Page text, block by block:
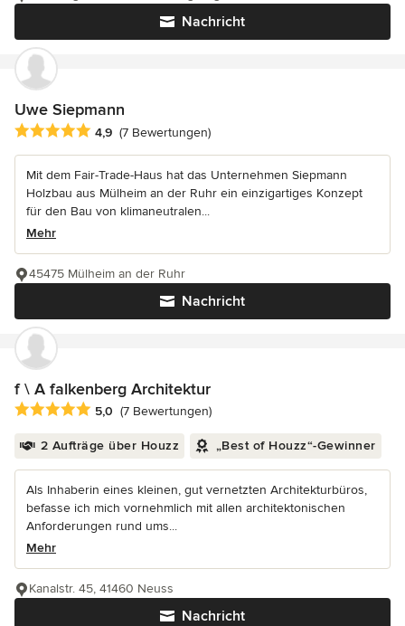
Nachricht
Uwe Siepmann
Durchschnittliche Bewertung: 4.9 von 5 Sternen
4,9 (7 Bewertungen)
Mit dem Fair-Trade-Haus hat das Unternehmen Siepmann
Holzbau aus Mülheim an der Ruhr ein einzigartiges Konzept
für den Bau von klimaneutralen...
Mehr
Nachricht
45475 Mülheim an der Ruhr
f \ A falkenberg Architektur
Durchschnittliche Bewertung: 5 von 5 Sternen
5,0 (7 Bewertungen)
2 Aufträge über Houzz „Best of Houzz“-Gewinner
Als Inhaberin eines kleinen, gut vernetzten Architekturbüros,
befasse ich mich vornehmlich mit allen architektonischen
Anforderungen rund ums...
Mehr
Nachricht
Kanalstr. 45, 41460 Neuss